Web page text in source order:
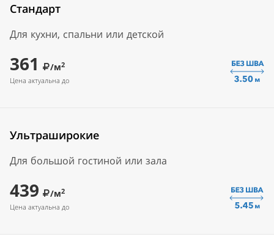
Стандарт
Для кухни, спальни или детской
361 /м2
Цена актуальна до
Ультраширокие
Для большой гостиной или зала
439 /м2
Цена актуальна до